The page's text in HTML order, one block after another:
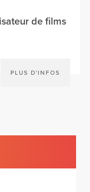
de films
PLUS D'INFOS